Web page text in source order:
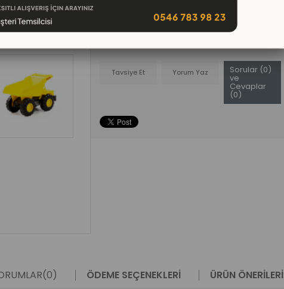
İstek Listeme
Tavsiye Et Yorum Yaz Sorular (0)
ve
Cevaplar
(0)
(0) ÖDEME SEÇENEKLERI ÜRÜN ÖNERILERI